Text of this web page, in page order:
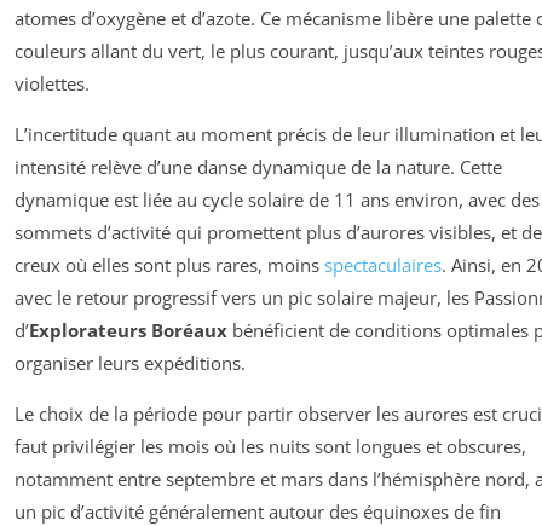
atomes d’oxygène et d’azote. Ce mécanisme libère une palette
couleurs allant du vert, le plus courant, jusqu’aux teintes
violettes.
L’incertitude quant au moment précis de leur illumination et
intensité relève d’une danse dynamique de la nature. Cette
dynamique est liée au cycle solaire de 11 ans environ, avec des
sommets d’activité qui promettent plus d’aurores visibles, et
creux où elles sont plus rares, moins spectaculaires. Ainsi, en
avec le retour progressif vers un pic solaire majeur, les
d’Explorateurs Boréaux bénéficient de conditions optimales
organiser leurs expéditions.
Le choix de la période pour partir observer les aurores est
faut privilégier les mois où les nuits sont longues et obscures,
notamment entre septembre et mars dans l’hémisphère nord,
un pic d’activité généralement autour des équinoxes de fin